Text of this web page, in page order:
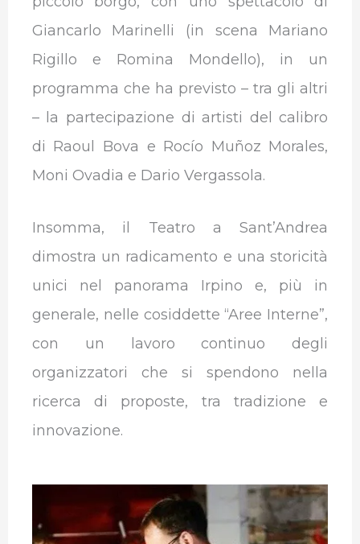
Giancarlo Marinelli (in scena Mariano
Rigillo e Romina Mondello), in un
programma che ha previsto – tra gli altri
– la partecipazione di artisti del calibro
di Raoul Bova e Rocío Muñoz Morales,
Moni Ovadia e Dario Vergassola.
Insomma, il Teatro a Sant’Andrea
dimostra un radicamento e una storicità
unici nel panorama Irpino e, più in
generale, nelle cosiddette “Aree Interne”,
con un lavoro continuo degli
organizzatori che si spendono nella
ricerca di proposte, tra tradizione e
innovazione.